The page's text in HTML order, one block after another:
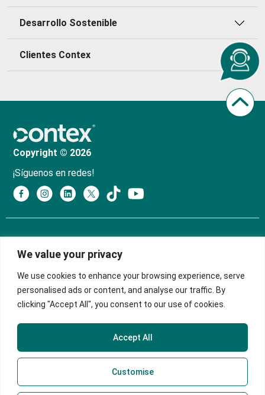
We value your privacy
We use cookies to enhance your browsing experience, serve
personalised ads or content, and analyse our traffic. By
clicking "Accept All", you consent to our use of cookies.
Customise
Accept All
Desarrollo Sostenible
Clientes Contex
Copyright © 2026
¡Síguenos en redes!
Política de Tratamiento y Protección de Datos
Política de Privacidad
Manual de Políticas Sagrilaft
Teletrabajadores
servicioalcliente@contex.com.co